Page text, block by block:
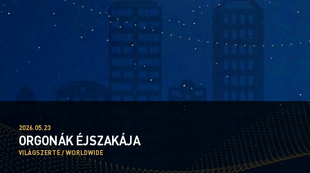
2026.05.23
ORGONÁK ÉJSZAKÁJA
VILÁGSZERTE / WORLDWIDE